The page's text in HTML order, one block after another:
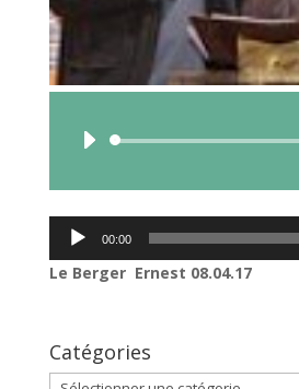
Lecteur
Lecteur
00:00
Le Berger Ernest 08.04.17
Catégories
Catégories